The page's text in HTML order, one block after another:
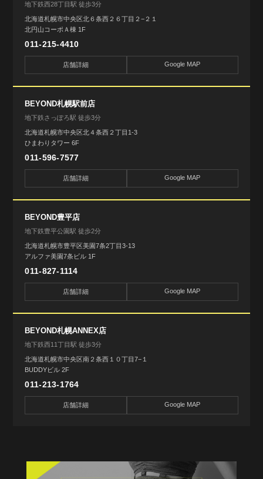
地下鉄西28丁目駅 徒歩3分
北海道札幌市中央区北６条西２６丁目２−２１
北円山コーポＡ棟 1F
011-215-4410
店舗詳細 Google MAP
BEYOND札幌駅前店
地下鉄さっぽろ駅 徒歩3分
北海道札幌市中央区北４条西２丁目1-3
ひまわりタワー 6F
011-596-7577
店舗詳細 Google MAP
BEYOND豊平店
地下鉄豊平公園駅 徒歩2分
北海道札幌市豊平区美園7条2丁目3-13
アルファ美園7条ビル 1F
011-827-1114
店舗詳細 Google MAP
BEYOND札幌ANNEX店
地下鉄西11丁目駅 徒歩3分
北海道札幌市中央区南２条西１０丁目7−１
BUDDYビル 2F
011-213-1764
店舗詳細 Google MAP